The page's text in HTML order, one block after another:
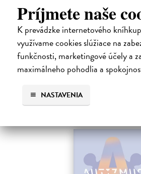
Príjmete naše
K prevádzke internetového
využívame cookies slúžiace na
funkčnosti, marketingové účely a
maximálneho pohodlia a
NASTAVENIA
Seth Anil| Kniha
Být sám sebou není tak jednoduché, jak se
nás pracují společně miliardy neuronů a
zkušenosti.
Na sklade ?
21,47 €
22,60 € ?